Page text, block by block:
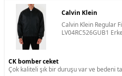
Calvin Klein
Calvin Klein Regular
LV04RC526GUB1
CK bomber ceket
Çok kaliteli şık bir duruşu var ve bedeni